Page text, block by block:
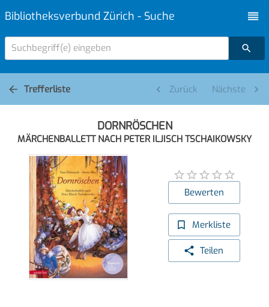
Bibliotheksverbund Zürich - Suche
Suchbegriff(e) eingeben
Trefferliste Zurück Nächste
DORNRÖSCHEN
MÄRCHENBALLETT NACH PETER ILJISCH TSCHAIKOWSKY
Bewerten
Merkliste
Teilen